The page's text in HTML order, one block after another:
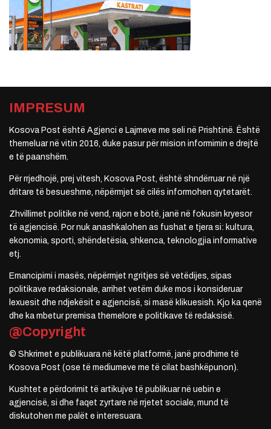
IMPRESUM
Kosova Post është Agjenci e Lajmeve me seli në Prishtinë. Është
themeluar në vitin 2016, duke pasur për mision informimin e drejtë
e të paanshëm.
Për rrjedhojë, prej vitesh, Kosova Post, është shndërruar në një
dritare të besueshme, nëpërmjet së cilës informohen qytetarët.
Zhvillimet politike në vend, rajon e botë, janë në fokusin kryesor
të agjencisë. Por nuk anashkalohen as fushat e tjera si: kultura,
ekonomia, sporti, shëndetësia, shkenca, teknologjia informative
etj.
Emancipimi i masës, nëpërmjet ngritjes së vetëdijes, sipas
politikave redaksionale, arrihet vetëm duke mos i konsideruar
lexuesit dhe ndjekësit e agjencisë, si masë klikuesish. Kjo ka qenë
dhe ka mbetur premisa themelore e politikave të redaksisë.
@Copyright
© Shkrimet e publikuara në këtë platformë, janë prodhime të
Kosova Post (ose të mediumeve me të cilat bashkëpunon).
Kushtet e përdorimit të artikujve të publikuar në uebin e
agjencisë, si dhe faqet zyrtare në rrjetet sociale, mund të
diskutohen me palët e interesuara.